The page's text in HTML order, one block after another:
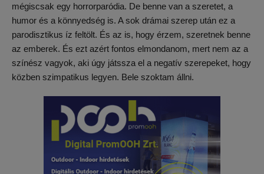
mégiscsak egy horrorparódia. De benne van a szeretet, a
humor és a könnyedség is. A sok drámai szerep után ez a
parodisztikus íz feltölt. És az is, hogy érzem, szeretnek benne
az emberek. És ezt azért fontos elmondanom, mert nem az a
színész vagyok, aki úgy játssza el a negatív szerepeket, hogy
közben szimpatikus legyen. Bele szoktam állni.